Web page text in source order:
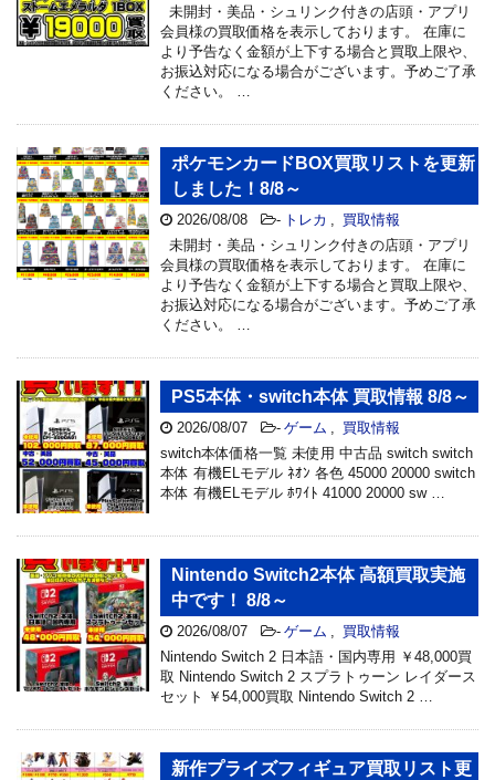
未開封・美品・シュリンク付きの店頭・アプリ
会員様の買取価格を表示しております。 在庫に
より予告なく金額が上下する場合と買取上限や、
お振込対応になる場合がございます。予めご了承
ください。 …
ポケモンカードBOX買取リストを更新
しました！8/8～
2026/08/08 - トレカ , 買取情報
未開封・美品・シュリンク付きの店頭・アプリ
会員様の買取価格を表示しております。 在庫に
より予告なく金額が上下する場合と買取上限や、
お振込対応になる場合がございます。予めご了承
ください。 …
PS5本体・switch本体 買取情報 8/8～
2026/08/07 - ゲーム , 買取情報
switch本体価格一覧 未使用 中古品 switch switch
本体 有機ELモデル ﾈｵﾝ 各色 45000 20000 switch
本体 有機ELモデル ﾎﾜｲﾄ 41000 20000 sw …
Nintendo Switch2本体 高額買取実施
中です！ 8/8～
2026/08/07 - ゲーム , 買取情報
Nintendo Switch 2 日本語・国内専用 ￥48,000買
取 Nintendo Switch 2 スプラトゥーン レイダース
セット ￥54,000買取 Nintendo Switch 2 …
新作プライズフィギュア買取リスト更